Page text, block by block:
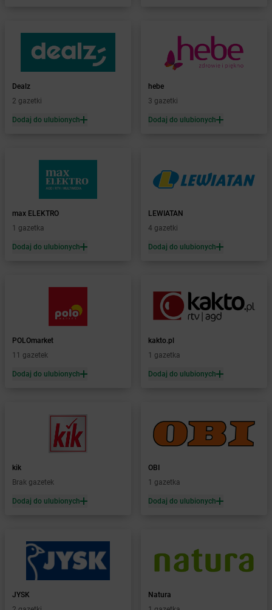
Żabka Barwałd Średni
Żabka Barwice
Bażanowice
Żabka
Żabka Bełchatów
Żabka Bełsznica
Bezrzecze
BG1
Żabka Biała
Żabka
Biała Druga
Żabka Biała Podlaska
Białka Tatrzańska
Białobrzegi
Żabka Białogard
Żabka Białogóra
Żabka Białośliwie
Białystok
Bibice
Biczyce Dolne
Żabka
Żabka Bielany Wrocławskie
Żabka Bielawa
Żabka Bielsko
Żabka Bielsko-Biała
Bieniewice
Dealz
2 gazetki
Dodaj do ulubionych
hebe
3 gazetki
Dodaj do ulubionych
max ELEKTRO
1 gazetka
Dodaj do ulubionych
LEWIATAN
4 gazetki
Dodaj do ulubionych
POLOmarket
11 gazetek
Dodaj do ulubionych
kakto.pl
1 gazetka
Dodaj do ulubionych
kik
Brak gazetek
Dodaj do ulubionych
OBI
1 gazetka
Dodaj do ulubionych
JYSK
Natura